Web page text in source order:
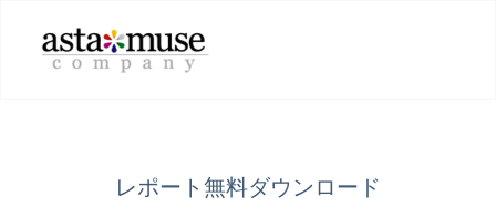
レポート無料ダウンロード